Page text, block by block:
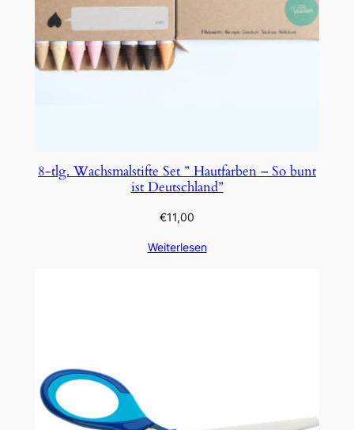
8-tlg. Wachsmalstifte Set ” Hautfarben – So bunt
ist Deutschland”
€11,00
Weiterlesen